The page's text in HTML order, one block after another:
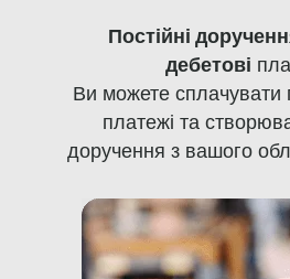
Постійні
дебетові
Ви можете сплачувати
платежі та
доручення з вашого